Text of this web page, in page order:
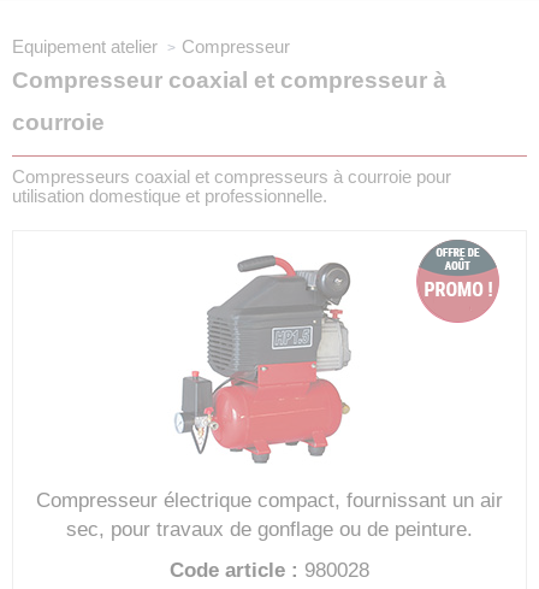
Equipement atelier Compresseur
Compresseur coaxial et compresseur à
courroie
Compresseurs coaxial et compresseurs à courroie pour
utilisation domestique et professionnelle.
Compresseur électrique compact, fournissant un air
sec, pour travaux de gonflage ou de peinture.
Code article : 980028